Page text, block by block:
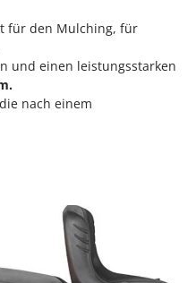
Obstmuser
für den Mulching, für
und einen leistungsstarken
nach einem